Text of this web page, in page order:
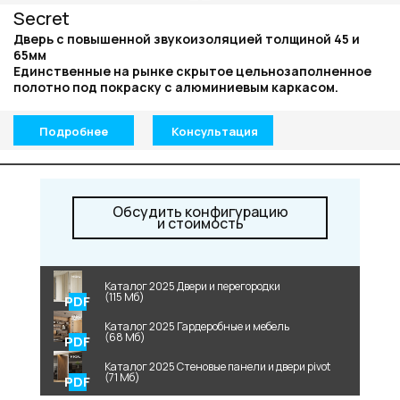
Secret
Дверь с повышенной звукоизоляцией толщиной 45 и
65мм
Единственные на рынке скрытое цельнозаполненное
полотно под покраску с алюминиевым каркасом.
Подробнее Консультация
Обсудить конфигурацию
и стоимость
Каталог 2025 Двери и перегородки
(115 Мб)
Каталог 2025 Гардеробные и мебель
(68 Мб)
Каталог 2025 Стеновые панели и двери pivot
(71 Мб)